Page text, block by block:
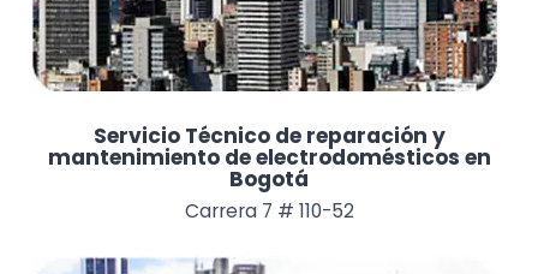
Servicio Técnico de reparación y
mantenimiento de electrodomésticos en
Bogotá
Carrera 7 # 110-52